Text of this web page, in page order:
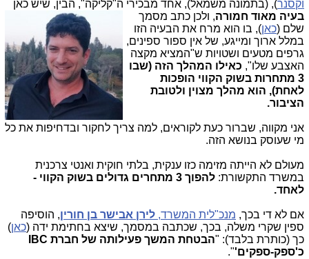
וקסנר), (בתמונה משמאל), אחד מבכירי ה"קליקה", הבין, שיש כאן
בעיה מאוד חמורה, ולכן כתב מסמך
שלם (כאן), בו הוא מרח את הבעיה הזו
במלל ארוך ומייגע, של אין ספור ספינים,
גרפים מטעים ושטויות ש"המציא מקצה
האצבע שלו", כאילו המהלך הזה (שבו
3 מתחרות בשוק הקווי הופכות
לאחת), הוא מהלך מצוין ולטובת
הציבור.
אני מקווה, שברור כעת לקוראים, למה צריך לחקור ובדחיפות את כל
מי שעוסק בנושא הזה.
מעולם לא הייתה מזימה כזו ענקית, בלתי חוקית ואנטי צרכנית
במשרד התקשורת:
להפוך 3 מתחרים גדולים בשוק הקווי -
לאחד.
אם לא די בכך, מנכ"לית המשרד, לירן אבישר בן חורין, הוסיפה
ספין שקרי משלה, בכך, שכתבה במסמך, שיצא בחתימת ידה (כאן)
כך (כותרת בלבד): "
הבטחת המשך פעילותה של חברת IBC
כ'ספק-ספקים'".